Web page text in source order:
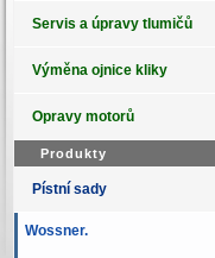
Servis a úpravy tlumičů
Výměna ojnice kliky
Opravy motorů
Produkty
Pístní sady
Wossner.